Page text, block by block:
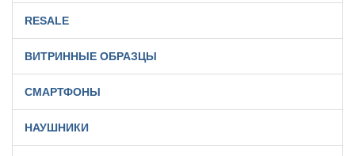
RESALE
ВИТРИННЫЕ ОБРАЗЦЫ
СМАРТФОНЫ
НАУШНИКИ